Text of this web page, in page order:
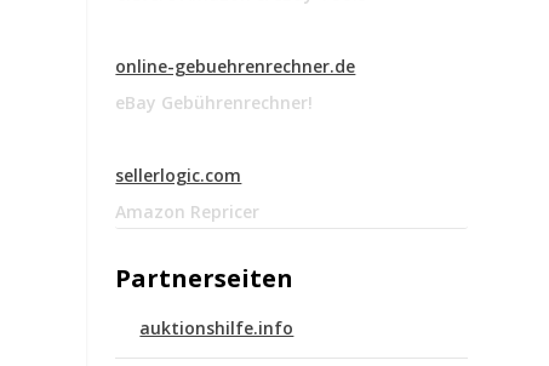
online-gebuehrenrechner.de
eBay Gebührenrechner!
sellerlogic.com
Amazon Repricer
Partnerseiten
auktionshilfe.info